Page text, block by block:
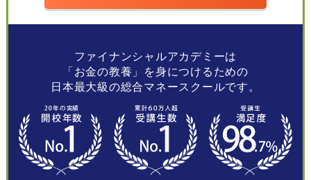
ファイナンシャルアカデミーは
「お金の教養」を身につけるための
日本最大級の総合マネースクールです。